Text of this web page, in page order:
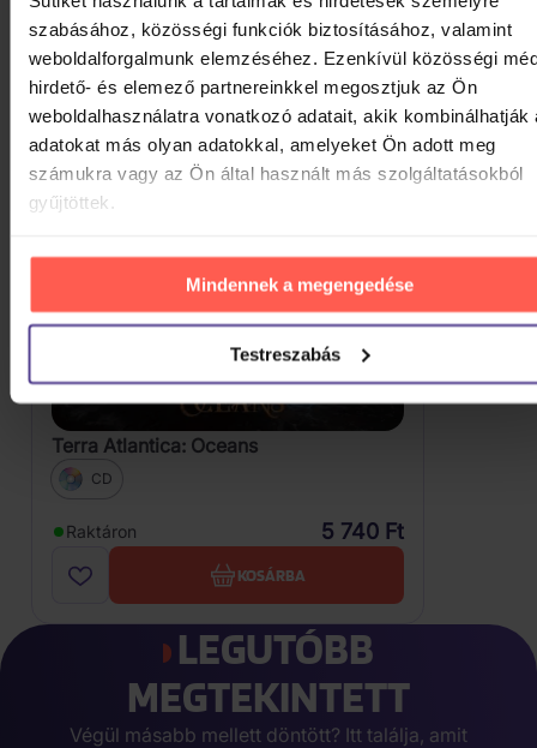
szabásához, közösségi funkciók biztosításához, valamint
weboldalforgalmunk elemzéséhez. Ezenkívül közösségi
hirdető- és elemező partnereinkkel megosztjuk az Ön
weboldalhasználatra vonatkozó adatait, akik kombinálhatják
adatokat más olyan adatokkal, amelyeket Ön adott meg
számukra vagy az Ön által használt más szolgáltatásokból
gyűjtöttek.
Mindennek a megengedése
Testreszabás
Vessen rá egy pillantást.
Terra Atlantica: Oceans
CD
Raktáron 5 740 Ft
KOSÁRBA
LEGUTÓBB
MEGTEKINTETT
Végül másabb mellett döntött? Itt találja, amit